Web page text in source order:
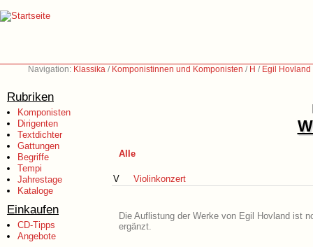
Navigation: Klassika / Komponistinnen und Komponisten / H / Egil
Rubriken
Komponisten
Dirigenten
Textdichter
Gattungen
Begriffe
Tempi
Jahrestage
Kataloge
Einkaufen
CD-Tipps
Angebote
Alle
V Violinkonzert
Die Auflistung der Werke von Egil Hovland ist
ergänzt.